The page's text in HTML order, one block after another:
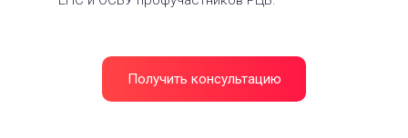
Получить консультацию